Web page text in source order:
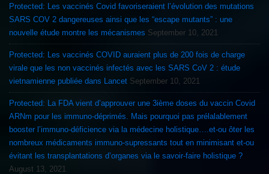
Protected: Les vaccinés Covid favoriseraient l’évolution des mutations
SARS COV 2 dangereuses ainsi que les “escape mutants” : une
nouvelle étude montre les mécanismes September 10, 2021
Protected: Les vaccinés COVID auraient plus de 200 fois de charge
virale que les non vaccinés infectés avec les SARS CoV 2 : étude
vietnamienne publiée dans Lancet September 10, 2021
Protected: La FDA vient d’approuver une 3ième doses du vaccin Covid
ARNm pour les immuno-déprimés. Mais pourquoi pas prélalablement
booster l’immuno-déficience via la médecine holistique….et-ou ôter les
nombreux médicaments immuno-supressants tout en minimisant et-ou
évitant les transplantations d’organes via le savoir-faire holistique ?
August 13, 2021